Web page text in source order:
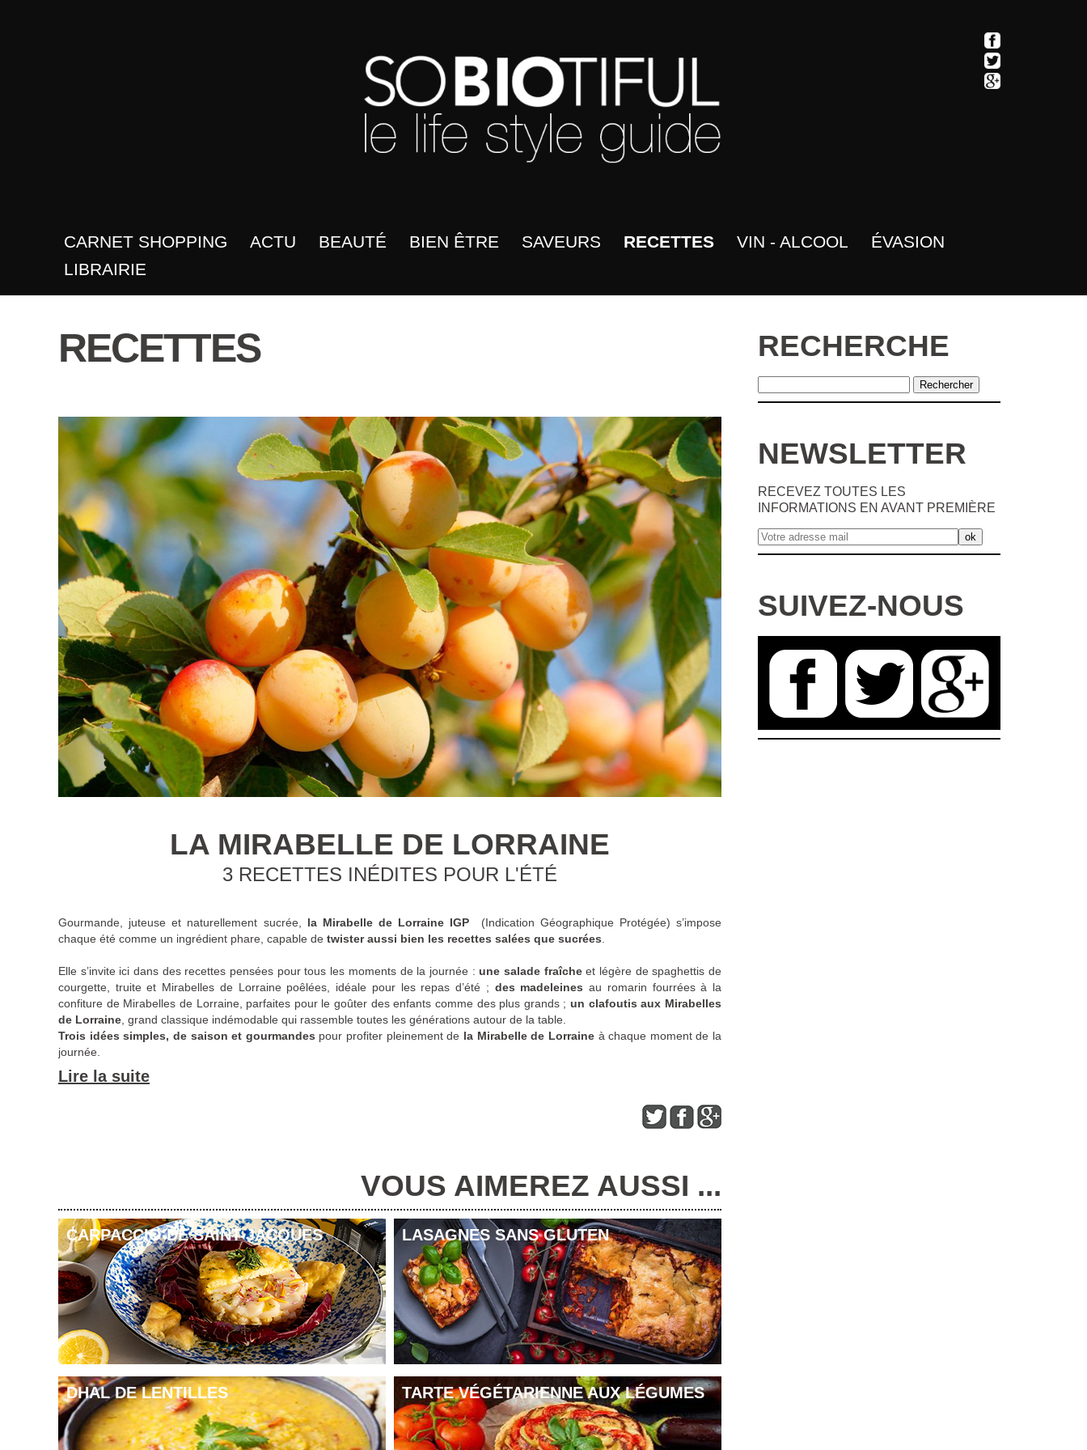
CARNET SHOPPING ACTU BEAUTÉ BIEN ÊTRE SAVEURS RECETTES VIN - ALCOOL
ÉVASION
LIBRAIRIE
RECETTES
LA MIRABELLE DE LORRAINE
3 RECETTES INÉDITES POUR L'ÉTÉ
Gourmande, juteuse et naturellement sucrée, la Mirabelle de Lorraine IGP (Indication Géographique Protégée) s’impose
chaque été comme un ingrédient phare, capable de twister aussi bien les recettes salées que sucrées
Elle s’invite ici dans des recettes pensées pour tous les moments de la journée : une salade fraîcheet légère de spaghettis de
courgette, truite et Mirabelles de Lorraine poêlées, idéale pour les repas d’été ; des madeleines au romarin fourrées à la
confiture de Mirabelles de Lorraine, parfaites pour le goûter des enfants comme des plus grands ;un clafoutis aux Mirabelles
de Lorraine , grand classique indémodable qui rassemble toutes les générations autour de la table.
Trois idées simples, de saison et gourmandes pour profiter pleinement de la Mirabelle de Lorraineà chaque moment de la
journée.
La saison des Mirabelles de Lorraine IGP démarrera
Salade de spaghettis de courgette, truite et Mirabelles de Lorraine poêlées
Lire la suite
VOUS AIMEREZ AUSSI ...
CARPACCIO DE SAINT-JACQUES LASAGNES SANS GLUTEN
DHAL DE LENTILLES TARTE VÉGÉTARIENNE AUX LÉGUMES
RECHERCHE
NEWSLETTER
RECEVEZ TOUTES LES
INFORMATIONS EN AVANT PREMIÈRE
SUIVEZ-NOUS